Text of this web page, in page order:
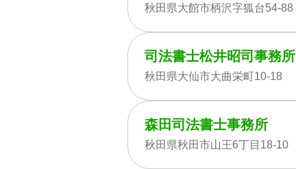
秋田県大館市柄沢字狐台54-88
司法書士松井昭司事務所
秋田県大仙市大曲栄町10-18
森田司法書士事務所
秋田県秋田市山王6丁目18-10